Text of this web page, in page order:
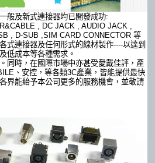
般及新式連接器均已開發成功:
, DC JACK , AUDIO JACK ,
, D-SUB ,SIM CARD CONNECTOR 等
式連接器及任何形式的線材製作----以達到
低成本等各種需求。
同時，在國際市場中亦甚受愛戴佳評，產
、安控，等各類3C產業，皆能提供最快
界能紿予本公司更多的服務機會，並敬請